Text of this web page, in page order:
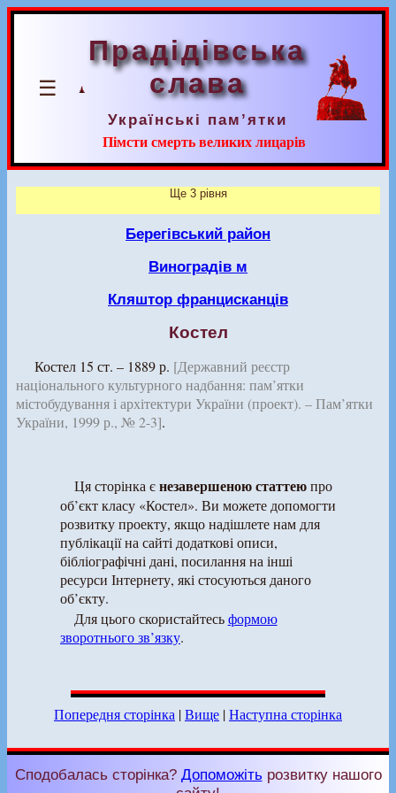
☰
Прадідівська
слава
Українські пам’ятки
Пімсти смерть великих лицарів
Ще 3 рівня
Берегівський район
Виноградів м
Кляштор францисканців
Костел
Костел 15 ст. – 1889 р. [Державний реєстр
національного культурного надбання: пам’ятки
містобудування і архітектури України (проект). – Пам’ятки
України, 1999 р., № 2-3].
Ця сторінка єнезавершеною статтеюпро
об’єкт класу «Костел». Ви можете допомогти
розвитку проекту, якщо надішлете нам для
публікації на сайті додаткові описи,
бібліографічні дані, посилання на інші
ресурси Інтернету, які стосуються даного
об’єкту.
Для цього скористайтесьформою
зворотнього зв’язку.
Попередня сторінка |Вище |Наступна сторінка
Сподобалась сторінка? Допоможітьрозвитку нашого